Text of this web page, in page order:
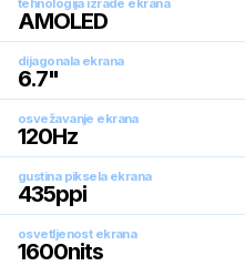
tehnologija izrade ekrana
AMOLED
dijagonala ekrana
6.7"
osvežavanje ekrana
120Hz
gustina piksela ekrana
435ppi
osvetljenost ekrana
1600nits